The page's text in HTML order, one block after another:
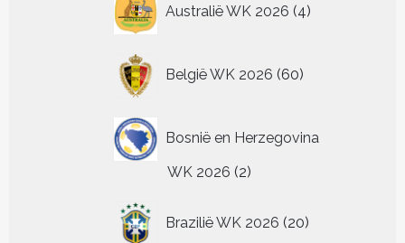
Australië WK 2026 4
producten
België WK 2026 60
producten
Bosnië en Herzegovina
WK 2026 22
Brazilië WK 2026 20
producten